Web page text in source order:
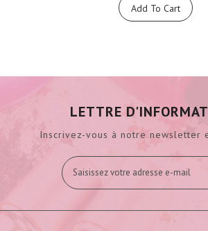
Add To Cart
LETTRE
Inscrivez-vous à notre newsletter